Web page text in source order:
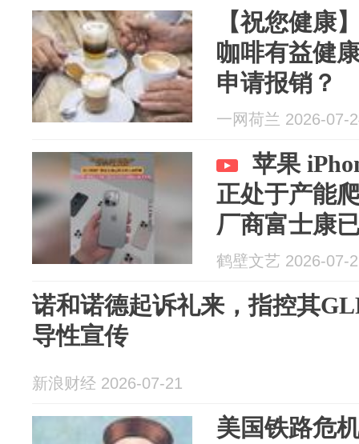
【祝您健康
咖啡有益健
申请报销？
一网荷兰 2026-07-
苹果
正处于产能
厂商富士康
鹤壁文艺 2026-07-
诺和诺德起诉礼来，指控其
导性宣传
新浪财经 2026-07-21
美国铁路危